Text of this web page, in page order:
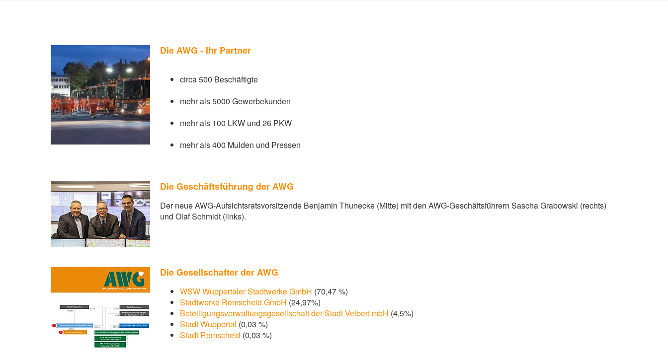
Die AWG - Ihr Partner
circa 500 Beschäftigte
mehr als 5000 Gewerbekunden
mehr als 100 LKW und 26 PKW
mehr als 400 Mulden und Pressen
Die Geschäftsführung der AWG
Der neue AWG-Aufsichtsratsvorsitzende Benjamin Thunecke (Mitte) mit den AWG-Geschäftsführern Sascha Grabowski (rechts)
und Olaf Schmidt (links).
Die Gesellschafter der AWG
WSW Wuppertaler Stadtwerke GmbH (70,47 %)
Stadtwerke Remscheid GmbH (24,97%)
Beteiligungsverwaltungsgesellschaft der Stadt Velbert mbH (4,5%)
Stadt Wuppertal (0,03 %)
Stadt Remscheid (0,03 %)